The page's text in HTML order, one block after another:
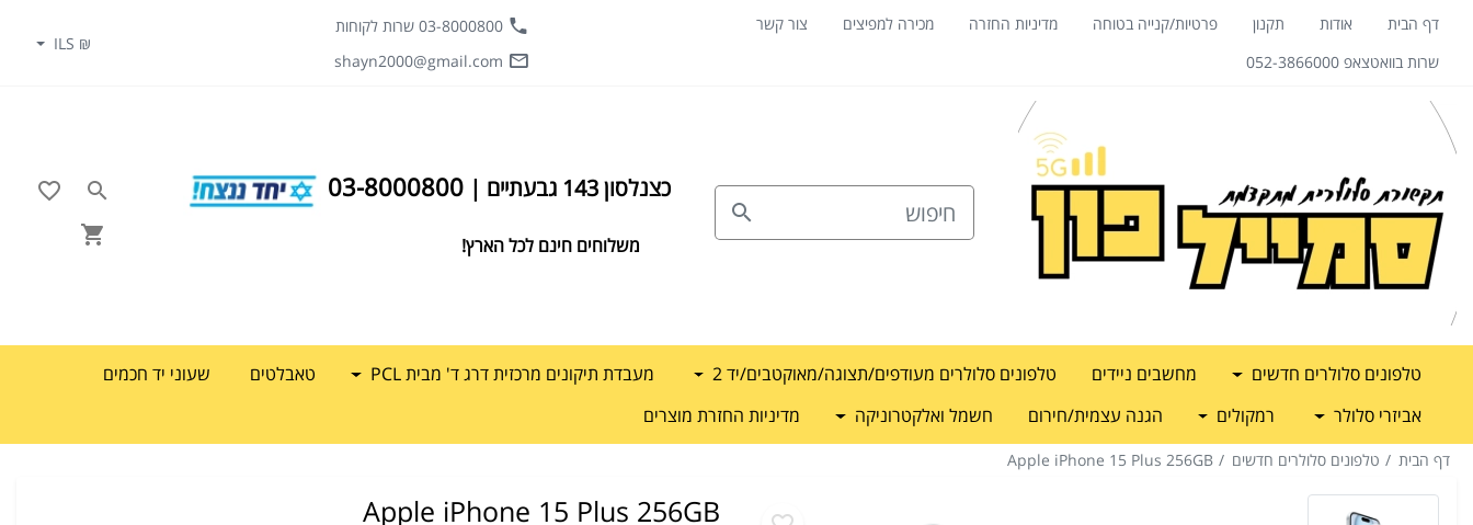
דף הבית אודות תקנון פרטיות/קנייה בטוחה מדיניות החזרה מכירה למפיצים
צור קשר
שרות בוואטצאפ 052-3866000
03-8000800 שרות לקוחות
shayn2000@gmail.com
₪ ILS
כצנלסון 143 גבעתיים | 03-8000800
משלוחים חינם לכל הארץ!
טלפונים סלולרים חדשים מחשבים ניידים טלפונים סלולרים מעודפים/תצוגה/מאוקטבים/יד 2 מעבדת תיקונים מרכזית דרג ד' מבית PCL טאבלטים
שעוני יד חכמים
אביזרי סלולר
רמקולים הגנה עצמית/חירום חשמל ואלקטרוניקה מדיניות החזרת מוצרים
דף הבית טלפונים סלולרים חדשים Apple iPhone 15 Plus 256GB
Apple iPhone 15 Plus 256GB